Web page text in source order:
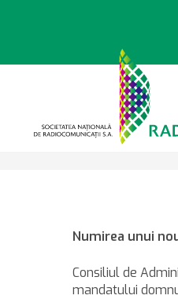
Numirea unui
Consiliul de
mandatului